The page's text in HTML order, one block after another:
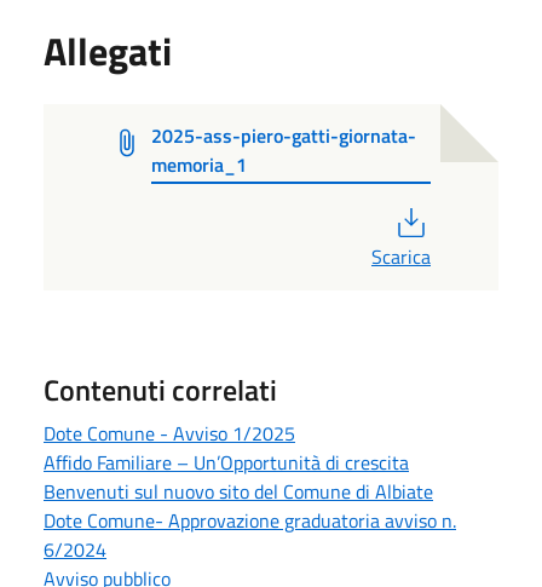
Allegati
2025-ass-piero-gatti-giornata-
memoria_1
Scarica
Contenuti correlati
Dote Comune - Avviso 1/2025
Affido Familiare – Un’Opportunità di crescita
Benvenuti sul nuovo sito del Comune di Albiate
Dote Comune- Approvazione graduatoria avviso n.
6/2024
Avviso pubblico